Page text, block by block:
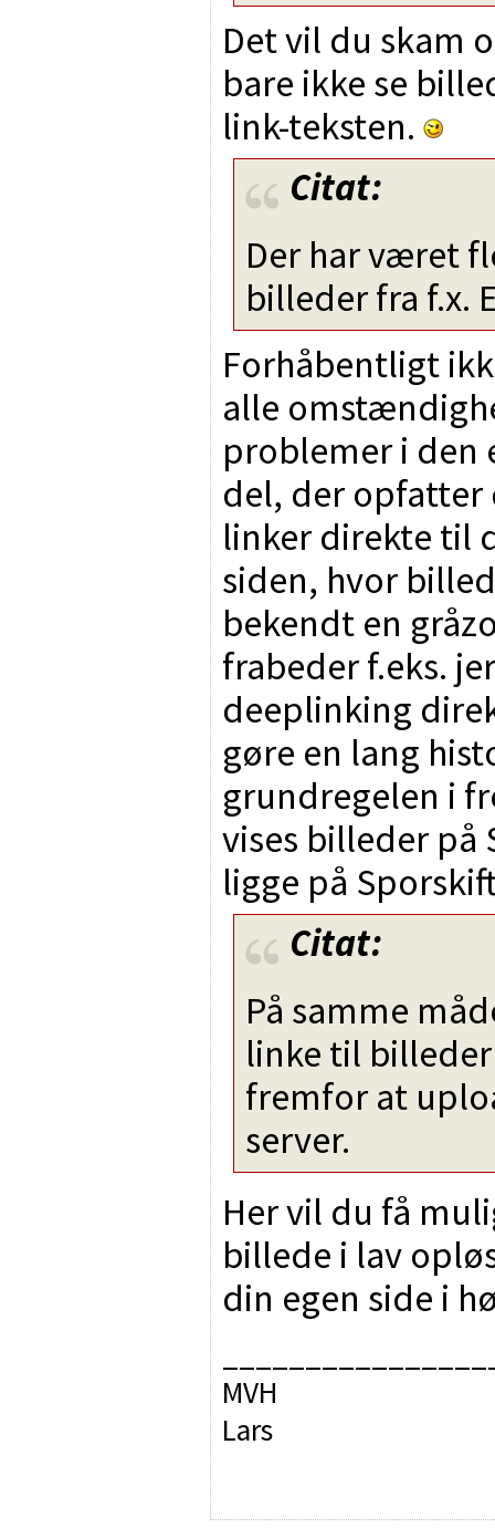
Det vil du skam
bare ikke se
link-teksten.
Citat:
Der har været
billeder fra f.x.
Forhåbentligt
alle
problemer i den
del, der opfatter
linker direkte til
siden, hvor
bekendt en
frabeder f.eks.
deeplinking
gøre en lang
grundregelen i
vises billeder på
ligge på
Citat:
På samme
linke til
fremfor at
server.
Her vil du få
billede i lav
din egen side i
MVH
Lars